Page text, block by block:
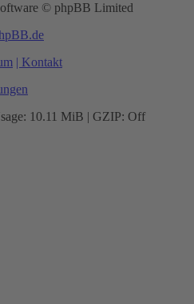
© phpBB Limited
| Kontakt
10.11 MiB | GZIP: Off